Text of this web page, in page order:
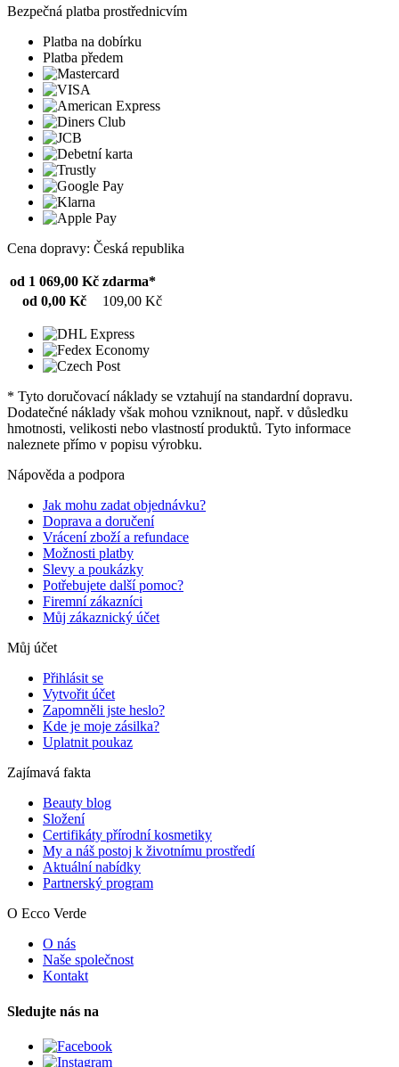
Bezpečná platba prostřednicvím
Platba na dobírku
Platba předem
Cena dopravy: Česká republika
od 1 069,00 Kč zdarma*
od 0,00 Kč
109,00 Kč
* Tyto doručovací náklady se vztahují na standardní dopravu.
Dodatečné náklady však mohou vzniknout, např. v důsledku
hmotnosti, velikosti nebo vlastností produktů. Tyto informace
naleznete přímo v popisu výrobku.
Nápověda a podpora
Jak mohu zadat objednávku?
Doprava a doručení
Vrácení zboží a refundace
Možnosti platby
Slevy a poukázky
Potřebujete další pomoc?
Firemní zákazníci
Můj zákaznický účet
Můj účet
Přihlásit se
Vytvořit účet
Zapomněli jste heslo?
Kde je moje zásilka?
Uplatnit poukaz
Zajímavá fakta
Beauty blog
Složení
Certifikáty přírodní kosmetiky
My a náš postoj k životnímu prostředí
Aktuální nabídky
Partnerský program
O Ecco Verde
O nás
Naše společnost
Kontakt
Sledujte nás na